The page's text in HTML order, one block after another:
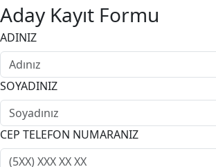
Aday Kayıt Formu
ADINIZ
SOYADINIZ
CEP TELEFON NUMARANIZ